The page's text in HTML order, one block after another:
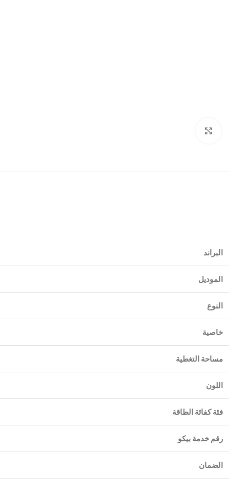
البراند
الموديل
النوع
خاصية
مساحة التغطية
اللون
فئة كفائة الطاقة
رقم خدمة بيكو
الضمان